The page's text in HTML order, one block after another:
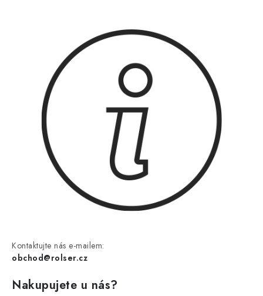
Kontaktujte nás e-mailem:
obchod@rolser.cz
Nakupujete u nás?